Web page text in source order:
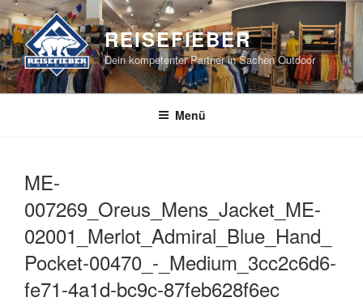
Zum
Inhalt
springen
REISEFIEBER
Dein kompetenter Partner in Sachen Outdoor
Menü
ME-
007269_Oreus_Mens_Jacket_ME-
02001_Merlot_Admiral_Blue_Hand_
Pocket-00470_-_Medium_3cc2c6d6-
fe71-4a1d-bc9c-87feb628f6ec